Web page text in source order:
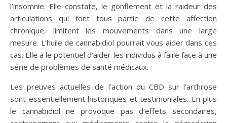
l’insomnie. Elle constate, le gonflement et la raideur des
articulations qui font tous partie de cette affection
chronique, limitent les mouvements dans une large
mesure. L’huile de cannabidiol pourrait vous aider dans ces
cas. Elle a le potentiel d’aider les individus à faire face à une
série de problèmes de santé médicaux.
Les preuves actuelles de l’action du CBD sur l’arthrose
sont essentiellement historiques et testimoniales. En plus
le cannabidiol ne provoque pas d’effets secondaires,